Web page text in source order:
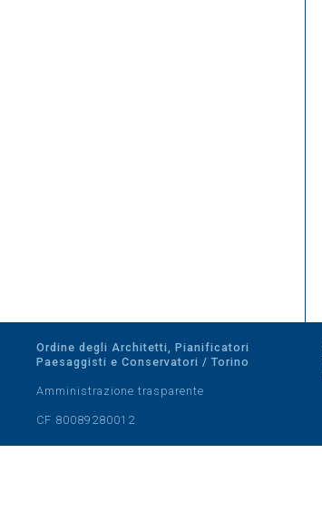
Ordine degli Architetti, Pianificatori
Paesaggisti e Conservatori / Torino
Amministrazione trasparente
CF 80089280012